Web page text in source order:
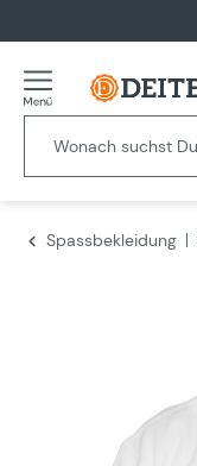
Spassbekleidung